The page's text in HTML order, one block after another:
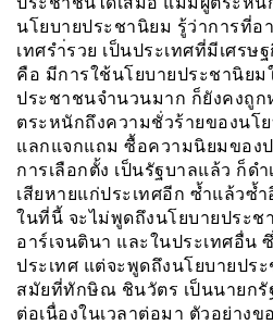
นโยบายประชานิยม รู้ว่าการที่อ
เทศรำ่รวย เป็นประเทศที่มีเศร
คือ มีการใช้นโยบายประชานิยม
ประชาชนจำนวนมาก ก็ยังคงถูก
ตระหนักถึงความชั่วร้ายของนโย
แลกแจกแถม ซื้อความนิยมของ
การเลือกตั้ง เป็นรัฐบาลแล้ว ก็ด
เสียหายแก่ประเทศอีก ซ้ำแล้วซ้ำ
ในที่นี้ จะไม่พูดถึงนโยบายประช
อาร์เจนตินา และในประเทศอื่น
ประเทศ แต่จะพูดถึงนโยบายปร
สมัยที่ทักษิณ ชินวัตร เป็นนายกรั
ต่อเนื่องในเวลาต่อมา ตัวอย่าง